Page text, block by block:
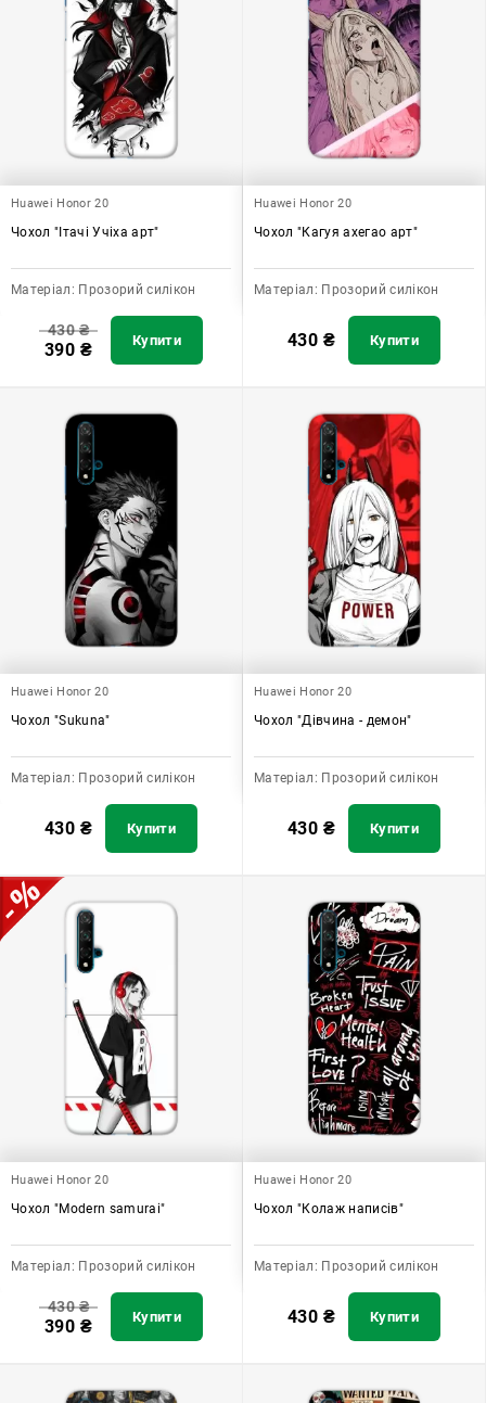
Huawei Honor 20
Чохол "Ітачі Учіха арт"
Матеріал: Прозорий силікон
430₴
390 ₴ Купити
Huawei Honor 20
Чохол "Кагуя ахегао арт"
Матеріал: Прозорий силікон
430 ₴ Купити
Huawei Honor 20
Чохол "Sukuna"
Матеріал: Прозорий силікон
430 ₴ Купити
Huawei Honor 20
Чохол "Дівчина - демон"
Матеріал: Прозорий силікон
430 ₴ Купити
Huawei Honor 20
Чохол "Modern samurai"
Матеріал: Прозорий силікон
430₴
390 ₴ Купити
Huawei Honor 20
Чохол "Колаж написів"
Матеріал: Прозорий силікон
430 ₴ Купити